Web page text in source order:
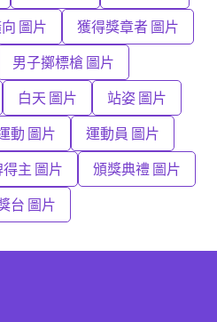
圖片 獲得獎章者 圖片
男子擲標槍 圖片
白天 圖片 站姿 圖片
動 圖片 運動員 圖片
主 圖片 頒獎典禮 圖片
台 圖片